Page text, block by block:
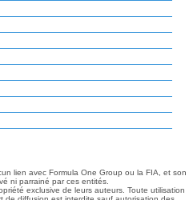
lien avec Formula One Group ou la FIA, et son
ni parrainé par ces entités.
exclusive de leurs auteurs. Toute utilisation